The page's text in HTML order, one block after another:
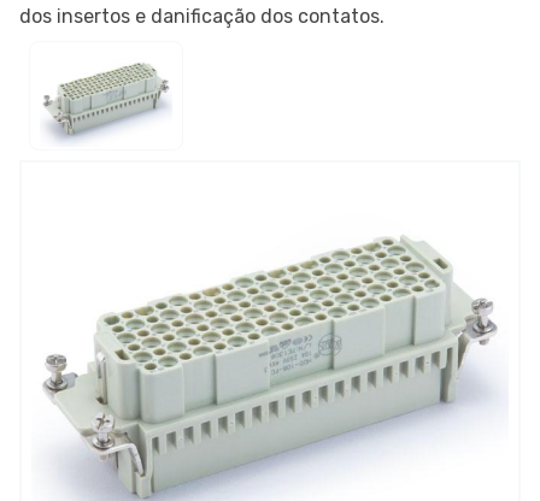
dos insertos e danificação dos contatos.